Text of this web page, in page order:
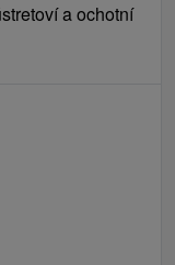
a ochotní